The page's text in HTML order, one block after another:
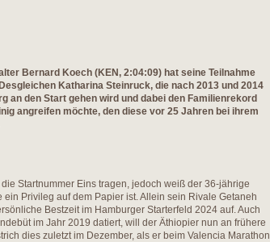
Bernard Koech (KEN, 2:04:09) hat seine Teilnahme
Katharina Steinruck, die nach 2013 und 2014
an den Start gehen wird und dabei den Familienrekord
angreifen möchte, den diese vor 25 Jahren bei ihrem
Startnummer Eins tragen, jedoch weiß der 36-jährige
Privileg auf dem Papier ist. Allein sein Rivale Getaneh
Bestzeit im Hamburger Starterfeld 2024 auf. Auch
im Jahr 2019 datiert, will der Äthiopier nun an frühere
dies zuletzt im Dezember, als er beim Valencia Marathon